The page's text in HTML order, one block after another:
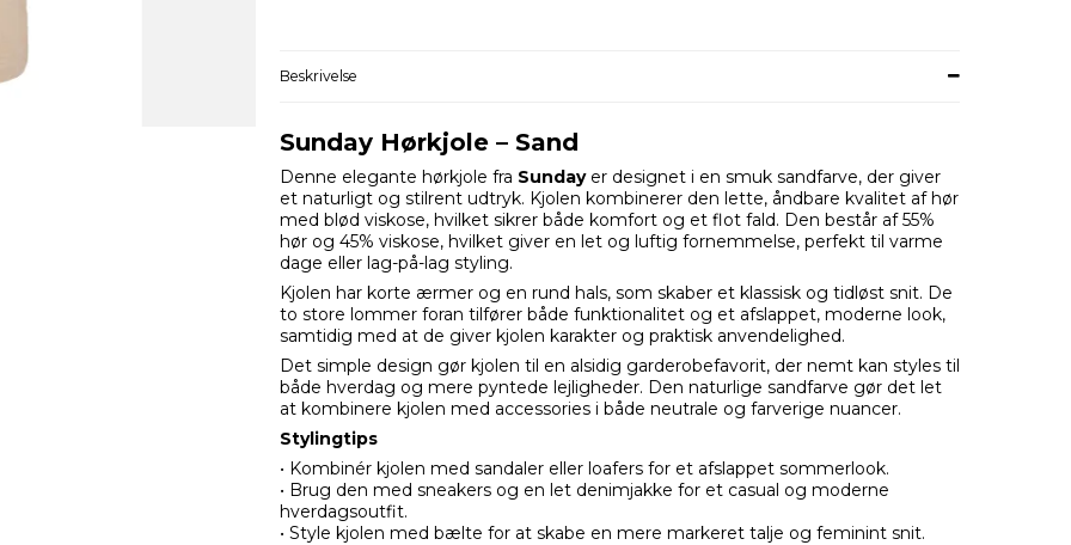
Beskrivelse
Sunday Hørkjole – Sand
Denne elegante hørkjole fra Sundayer designet i en smuk sandfarve, der giver
et naturligt og stilrent udtryk. Kjolen kombinerer den lette, åndbare kvalitet af hør
med blød viskose, hvilket sikrer både komfort og et flot fald. Den består af 55%
hør og 45% viskose, hvilket giver en let og luftig fornemmelse, perfekt til varme
dage eller lag-på-lag styling.
Kjolen har korte ærmer og en rund hals, som skaber et klassisk og tidløst snit. De
to store lommer foran tilfører både funktionalitet og et afslappet, moderne look,
samtidig med at de giver kjolen karakter og praktisk anvendelighed.
Det simple design gør kjolen til en alsidig garderobefavorit, der nemt kan styles til
både hverdag og mere pyntede lejligheder. Den naturlige sandfarve gør det let
at kombinere kjolen med accessories i både neutrale og farverige nuancer.
Stylingtips
• Kombinér kjolen med sandaler eller loafers for et afslappet sommerlook.
• Brug den med sneakers og en let denimjakke for et casual og moderne
hverdagsoutfit.
• Style kjolen med bælte for at skabe en mere markeret talje og feminint snit.